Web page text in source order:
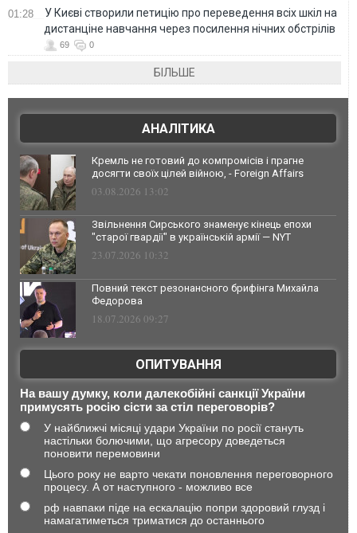
01:28
У Києві створили петицію про переведення всіх шкіл на
дистанціне навчання через посилення нічних обстрілів
69 0
БІЛЬШЕ
АНАЛІТИКА
Кремль не готовий до компромісів і прагне
досягти своїх цілей війною, - Foreign Affairs
03.08.2026 13:02
Звільнення Сирського знаменує кінець епохи
"старої гвардії" в українській армії — NYT
23.07.2026 10:32
Повний текст резонансного брифінга Михайла
Федорова
18.07.2026 09:27
ОПИТУВАННЯ
На вашу думку, коли далекобійні санкції України
примусять росію сісти за стіл переговорів?
У найближчі місяці удари України по росії стануть
настільки болючими, що агресору доведеться
поновити перемовини
Цього року не варто чекати поновлення переговорного
процесу. А от наступного - можливо все
рф навпаки піде на ескалацію попри здоровий глузд і
намагатиметься триматися до останнього